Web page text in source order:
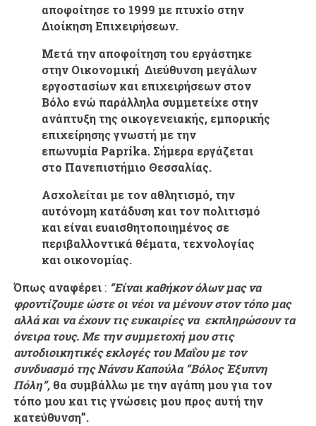
αποφοίτησε το 1999 με πτυχίο στην
Διοίκηση Επιχειρήσεων.
Μετά την αποφοίτηση του εργάστηκε
στην Οικονομική Διεύθυνση μεγάλων
εργοστασίων και επιχειρήσεων στον
Βόλο ενώ παράλληλα συμμετείχε στην
ανάπτυξη της οικογενειακής, εμπορικής
επιχείρησης γνωστή με την
επωνυμία Paprika. Σήμερα εργάζεται
στο Πανεπιστήμιο Θεσσαλίας.
Ασχολείται με τον αθλητισμό, την
αυτόνομη κατάδυση και τον πολιτισμό
και είναι ευαισθητοποιημένος σε
περιβαλλοντικά θέματα, τεχνολογίας
και οικονομίας.
Όπως αναφέρει : “Είναι καθήκον όλων μας να
φροντίζουμε ώστε οι νέοι να μένουν στον τόπο μας
αλλά και να έχουν τις ευκαιρίες να εκπληρώσουν τα
όνειρα τους. Με την συμμετοχή μου στις
αυτοδιοικητικές εκλογές του Μαΐου με τον
συνδυασμό της Νάνσυ Καπούλα “Βόλος Έξυπνη
Πόλη”, θα συμβάλλω με την αγάπη μου για τον
τόπο μου και τις γνώσεις μου προς αυτή την
κατεύθυνση”.